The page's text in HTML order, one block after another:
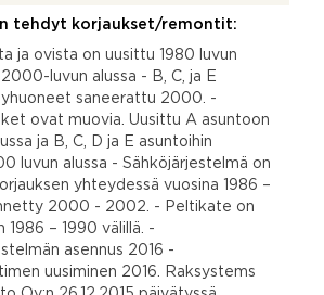
tehdyt korjaukset/remontit:
ja ovista on uusittu 1980 luvun
2000-luvun alussa - B, C, ja E
saneerattu 2000. -
ovat muovia. Uusittu A asuntoon
ja B, C, D ja E asuntoihin
luvun alussa - Sähköjärjestelmä on
yhteydessä vuosina 1986 –
2000 - 2002. - Peltikate on
1986 – 1990 välillä. -
asennus 2016 -
uusiminen 2016. Raksystems